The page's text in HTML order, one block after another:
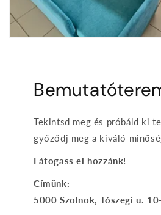
Tekintsd meg és próbáld ki
győződj meg a kiváló
Látogass el hozzánk!
Címünk:
5000 Szolnok, Tószegi u.